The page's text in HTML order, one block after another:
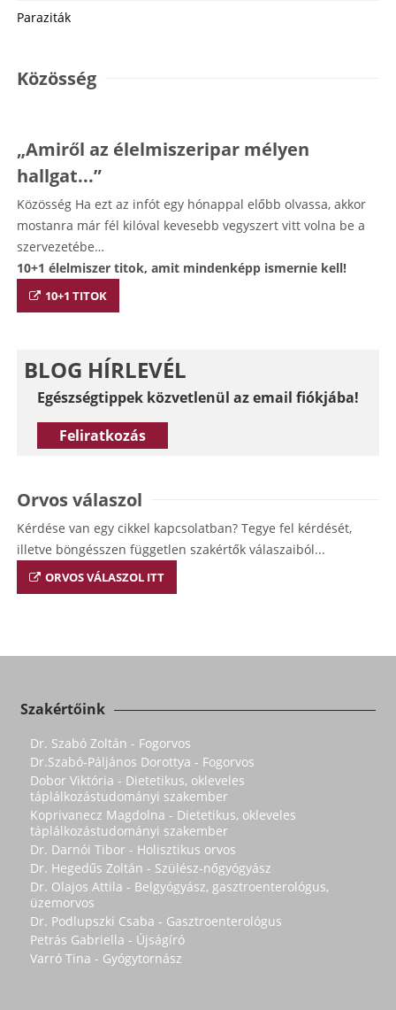
Paraziták
Közösség
„Amiről az élelmiszeripar mélyen
hallgat...”
Közösség Ha ezt az infót egy hónappal előbb olvassa, akkor
mostanra már fél kilóval kevesebb vegyszert vitt volna be a
szervezetébe…
10+1 élelmiszer titok, amit mindenképp ismernie kell!
10+1 TITOK
BLOG HÍRLEVÉL
Egészségtippek közvetlenül az email fiókjába!
Feliratkozás
Orvos válaszol
Kérdése van egy cikkel kapcsolatban? Tegye fel kérdését,
illetve böngésszen független szakértők válaszaiból...
ORVOS VÁLASZOL ITT
Szakértőink
Dr. Szabó Zoltán - Fogorvos
Dr.Szabó-Páljános Dorottya - Fogorvos
Dobor Viktória - Dietetikus, okleveles
táplálkozástudományi szakember
Koprivanecz Magdolna - Dietetikus, okleveles
táplálkozástudományi szakember
Dr. Darnói Tibor - Holisztikus orvos
Dr. Hegedűs Zoltán - Szülész-nőgyógyász
Dr. Olajos Attila - Belgyógyász, gasztroenterológus,
üzemorvos
Dr. Podlupszki Csaba - Gasztroenterológus
Petrás Gabriella - Újságíró
Varró Tina - Gyógytornász